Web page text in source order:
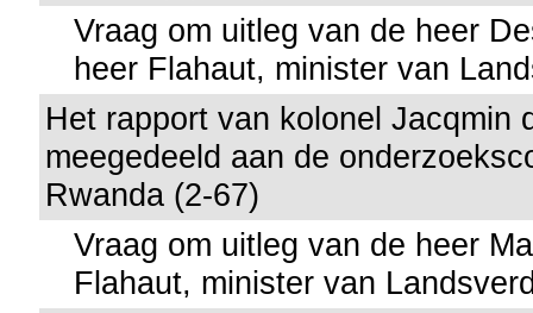
Vraag om uitleg van de heer
heer Flahaut, minister van
Het rapport van kolonel Jacqmin
meegedeeld aan de
Rwanda (2-67)
Vraag om uitleg van de heer
Flahaut, minister van